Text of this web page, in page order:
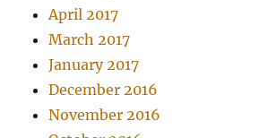
April 2017
March 2017
January 2017
December 2016
November 2016